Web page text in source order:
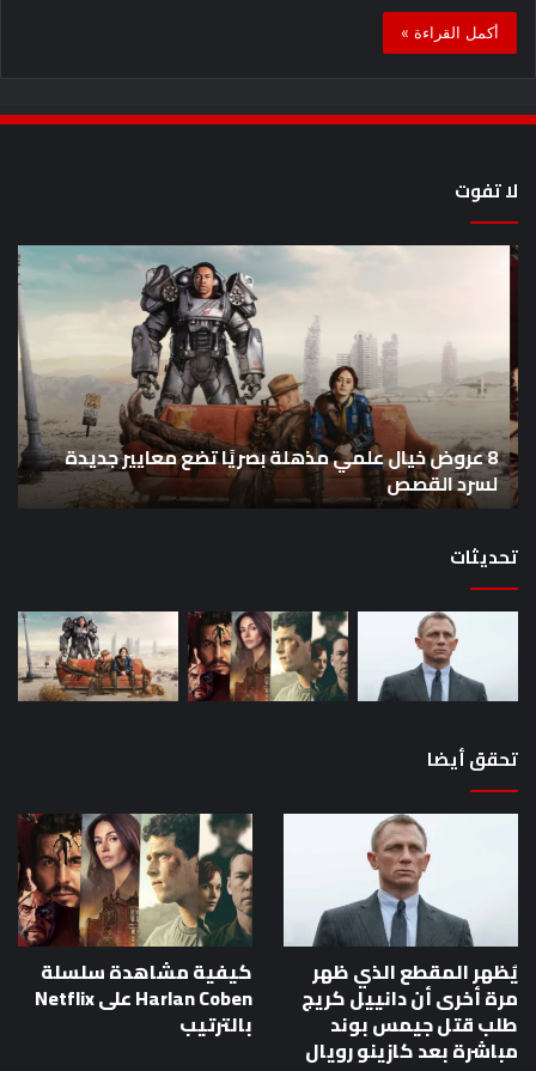
أكمل القراءة »
لا تفوت
8
مذهلة
بصريًا
تضع
معايير
جديدة
لسرد
القصص
8 عروض خيال علمي مذهلة بصريًا تضع معايير جديدة
لسرد القصص
تحديثات
تحقق أيضا
يُظهر المقطع الذي ظهر
مرة أخرى أن دانييل كريج
طلب قتل جيمس بوند
مباشرة بعد كازينو رويال
كيفية مشاهدة سلسلة
Harlan Coben على Netflix
بالترتيب